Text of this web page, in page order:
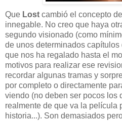
Que Lost cambió el concepto
innegable. No creo que haya
segundo visionado (como
de unos determinados
que nos ha regalado hasta el
motivos para realizar ese
recordar algunas tramas y
por completo o directamente
viendo (no deben ser pocos los
realmente de que va la película
historia...). Son demasiados